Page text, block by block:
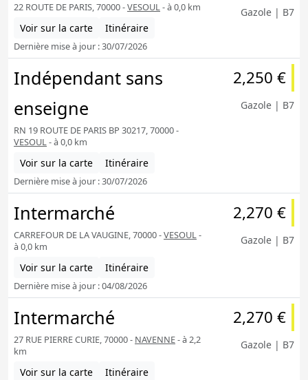
22 ROUTE DE PARIS, 70000 -VESOUL- à 0,0 km
Voir sur la carte Itinéraire
Dernière mise à jour : 30/07/2026
Gazole | B7
Indépendant sans
enseigne
RN 19 ROUTE DE PARIS BP 30217, 70000 -
VESOUL- à 0,0 km
Voir sur la carte Itinéraire
Dernière mise à jour : 30/07/2026
2,250 €
Gazole | B7
Intermarché
CARREFOUR DE LA VAUGINE, 70000 -VESOUL-
à 0,0 km
Voir sur la carte Itinéraire
Dernière mise à jour : 04/08/2026
2,270 €
Gazole | B7
Intermarché
27 RUE PIERRE CURIE, 70000 - NAVENNE- à 2,2
km
Voir sur la carte Itinéraire
2,270 €
Gazole | B7